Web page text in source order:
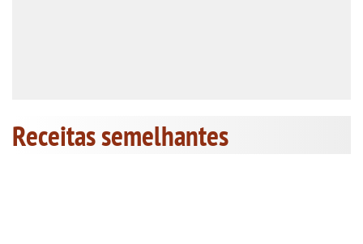
Receitas semelhantes